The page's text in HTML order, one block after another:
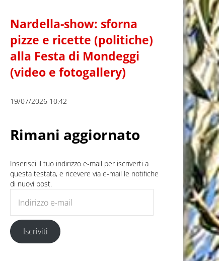
Nardella-show: sforna
pizze e ricette (politiche)
alla Festa di Mondeggi
(video e fotogallery)
19/07/2026 10:42
Rimani aggiornato
Inserisci il tuo indirizzo e-mail per iscriverti a
questa testata, e ricevere via e-mail le notifiche
di nuovi post.
Iscriviti